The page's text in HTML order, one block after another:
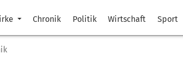
Chronik Politik Wirtschaft Sport